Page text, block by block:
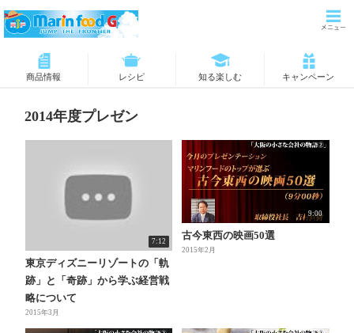
商品情報 レシピ 知る楽しむ キャンペーン
2014年度プレゼン
7:12
東京ディズニーリゾートの「軌
跡」と「奇跡」から学ぶ経営戦
略について
2015年3月
9:00
古今東西の映画50選
2015年2月